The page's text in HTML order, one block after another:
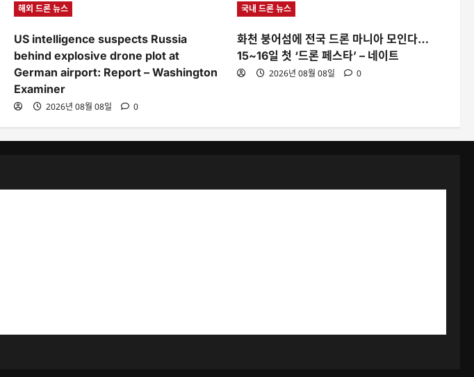
해외 드론 뉴스
US intelligence suspects Russia
behind explosive drone plot at
German airport: Report – Washington
Examiner
2026년 08월 08일 0
국내 드론 뉴스
화천 붕어섬에 전국 드론 마니아 모인다…
15~16일 첫 ‘드론 페스타’ – 네이트
2026년 08월 08일 0